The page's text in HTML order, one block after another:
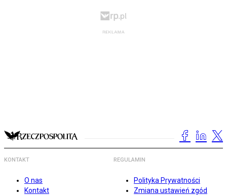
KONTAKT
O nas
Kontakt
REGULAMIN
Polityka Prywatności
Zmiana ustawień zgód